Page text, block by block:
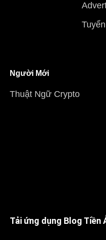
Người Mới
Thuật Ngữ Crypto
Tải ứng dụng Blog Tiền